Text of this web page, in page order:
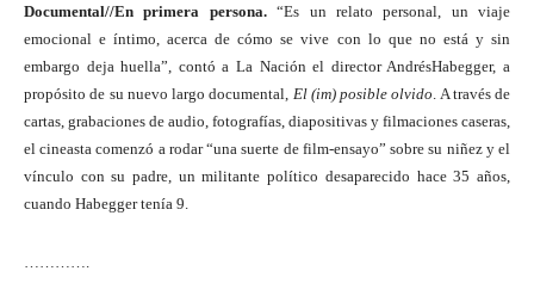
Documental//En primera persona.“Es un relato personal, un viaje
emocional e íntimo, acerca de cómo se vive con lo que no está y sin
embargo deja huella”, contó a La Nación el director AndrésHabegger, a
propósito de su nuevo largo documental, El (im) posible olvido . A través de
cartas, grabaciones de audio, fotografías, diapositivas y filmaciones caseras,
el cineasta comenzó a rodar “una suerte de film-ensayo” sobre su niñez y el
vínculo con su padre, un militante político desaparecido hace 35 años,
cuando Habegger tenía 9.